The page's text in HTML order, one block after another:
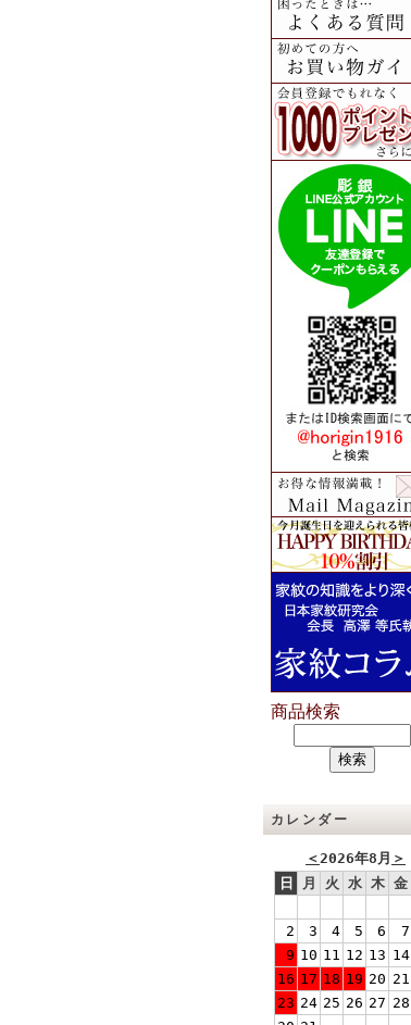
カレンダー
＜2026年8月 ＞
日
月 火 水 木 金
2
3 4 5 6 7
9 10 11 12 13 14
16 17 18 19 20 21
23 24 25 26 27 28